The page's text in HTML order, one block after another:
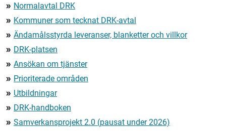
double_arrow Normalavtal DRK
double_arrow Kommuner som tecknat DRK-avtal
double_arrow Ändamålsstyrda leveranser, blanketter och villkor
double_arrow DRK-platsen
double_arrow Ansökan om tjänster
double_arrow Prioriterade områden
double_arrow Utbildningar
double_arrow DRK-handboken
double_arrow Samverkansprojekt 2.0 (pausat under 2026)